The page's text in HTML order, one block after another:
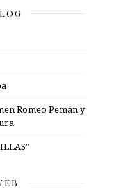
Romeo Pemán y